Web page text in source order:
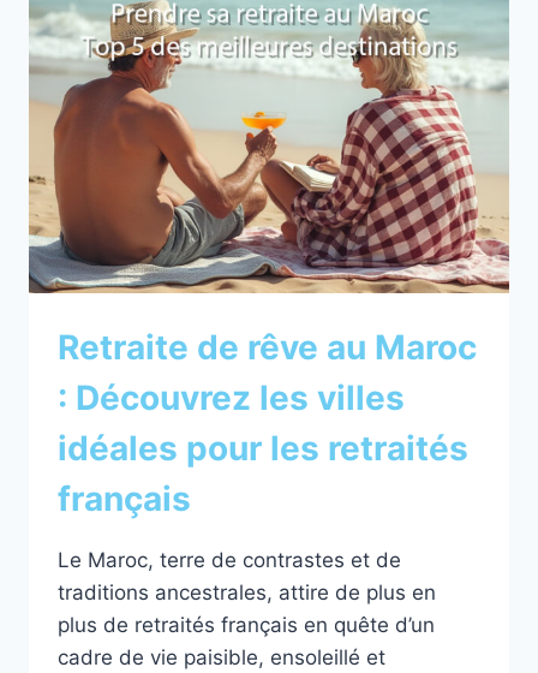
MAROC
Retraite de rêve au Maroc
: Découvrez les villes
idéales pour les retraités
français
Le Maroc, terre de contrastes et de
traditions ancestrales, attire de plus en
plus de retraités français en quête d’un
cadre de vie paisible, ensoleillé et